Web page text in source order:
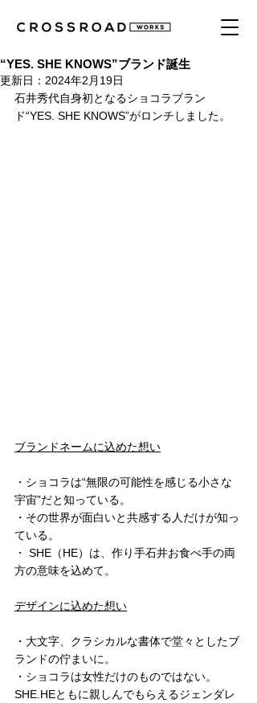
“YES. SHE KNOWS”ブランド誕生
更新日： 2024年2月19日
石井秀代自身初となるショコラブラン
ド“YES. SHE KNOWS”がロンチしました。
ブランドネームに込めた想い
・ショコラは“無限の可能性を感じる小さな
宇宙”だと知っている。
・その世界が面白いと共感する人だけが知っ
ている。
・ SHE（HE）は、作り手石井お食べ手の両
方の意味を込めて。
デザインに込めた想い
・大文字、クラシカルな書体で堂々としたブ
ランドの佇まいに。
・ショコラは女性だけのものではない。
SHE.HEともに親しんでもらえるジェンダレ